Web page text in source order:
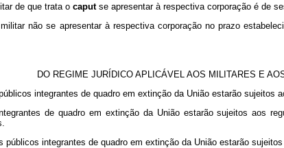
de que trata o caput se apresentar à respectiva corporação é de
não se apresentar à respectiva corporação no prazo
DO REGIME JURÍDICO APLICÁVEL AOS MILITARES E
integrantes de quadro em extinção da União estarão sujeitos
de quadro em extinção da União estarão sujeitos aos
públicos integrantes de quadro em extinção da União estarão